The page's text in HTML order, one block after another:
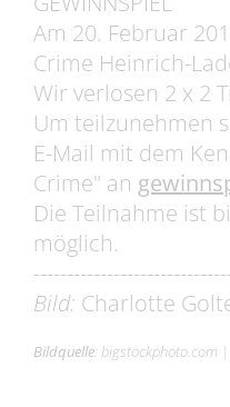
Am 20. Februar
Crime Heinrich-
Wir verlosen 2 x 2
Um teilzunehmen
E-Mail mit dem
Crime" an
Die Teilnahme ist
möglich.
Bild: Charlotte
Bildquelle:bigstockphoto.com |